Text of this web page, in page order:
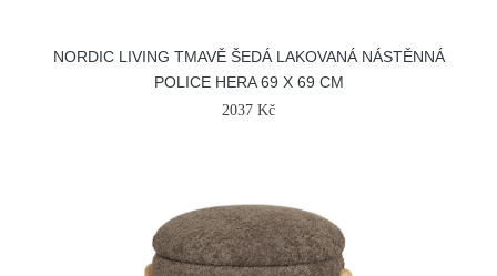
NORDIC LIVING TMAVĚ ŠEDÁ LAKOVANÁ NÁSTĚNNÁ
POLICE HERA 69 X 69 CM
2037 Kč